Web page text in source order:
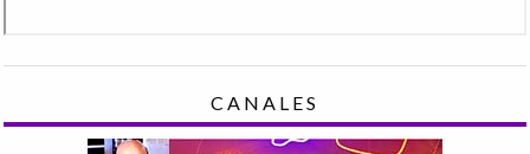
CANALES